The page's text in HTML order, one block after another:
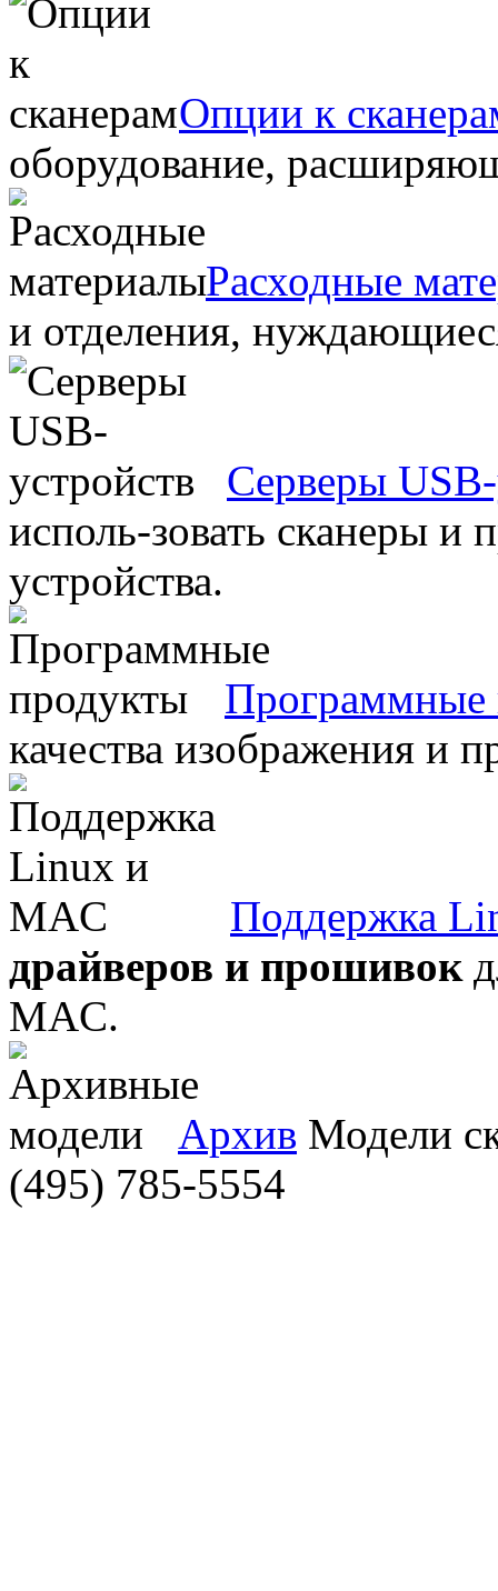
Опции к
оборудование,
Расходные
и отделения,
Серверы
исполь-зовать сканеры и
устройства.
Программные
качества изображения и
Поддержка
драйверов и прошивок
MAC.
Архив Модели
(495) 785-5554